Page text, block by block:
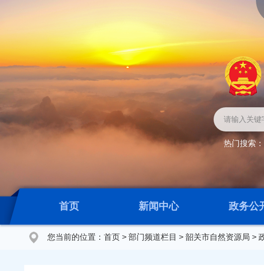
热门搜索：
首页 新闻中心 政务公
您当前的位置： 首页 > 部门频道栏目 > 韶关市自然资源局 >